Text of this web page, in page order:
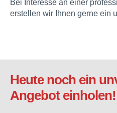
Bei Interesse an einer
erstellen wir Ihnen gerne ein
Heute noch ein
Angebot einholen!